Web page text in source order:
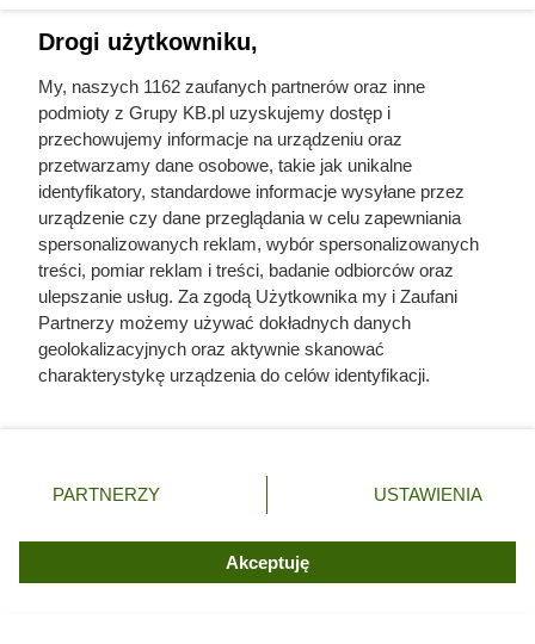
razem wzięci. Mimo to czczą go
Drogi użytkowniku,
My, naszych 1162 zaufanych partnerów oraz inne
podmioty z Grupy KB.pl uzyskujemy dostęp i
przechowujemy informacje na urządzeniu oraz
przetwarzamy dane osobowe, takie jak unikalne
identyfikatory, standardowe informacje wysyłane przez
urządzenie czy dane przeglądania w celu zapewniania
spersonalizowanych reklam, wybór spersonalizowanych
treści, pomiar reklam i treści, badanie odbiorców oraz
ulepszanie usług. Za zgodą Użytkownika my i Zaufani
Partnerzy możemy używać dokładnych danych
geolokalizacyjnych oraz aktywnie skanować
charakterystykę urządzenia do celów identyfikacji.
zmienić/wycofać klikając przycisk ustawień prywatności
znajdujący się w lewym dolnym rogu strony. Niektóre
użytkownika, ale masz prawo sprzeciwić się takiemu
przetwarzaniu. Preferencje będą miały zastosowania tylko
PARTNERZY USTAWIENIA
Akceptuję